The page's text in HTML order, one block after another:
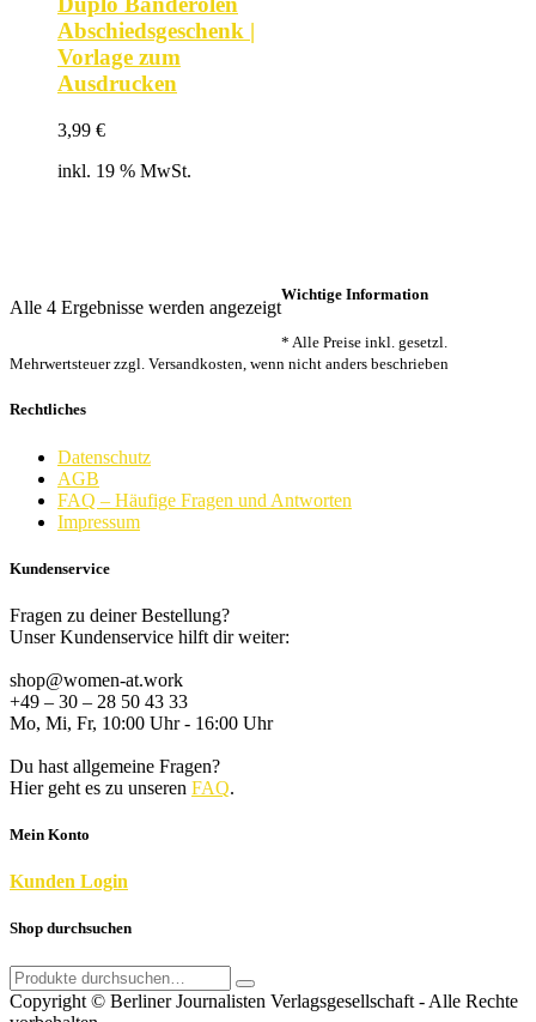
Abschiedsgeschenk |
Vorlage zum
Ausdrucken
3,99 €
inkl. 19 % MwSt.
Alle 4 Ergebnisse werden angezeigtNach
sortiert
Wichtige Information
* Alle Preise inkl. gesetzl.
Mehrwertsteuer zzgl. Versandkosten, wenn nicht anders beschrieben
Rechtliches
Datenschutz
AGB
FAQ – Häufige Fragen und Antworten
Impressum
Kundenservice
Fragen zu deiner Bestellung?
Unser Kundenservice hilft dir weiter:
shop@women-at.work
+49 – 30 – 28 50 43 33
Mo, Mi, Fr, 10:00 Uhr - 16:00 Uhr
Du hast allgemeine Fragen?
Hier geht es zu unseren FAQ.
Mein Konto
Kunden Login
Shop durchsuchen
Search
for:
Copyright © Berliner Journalisten Verlagsgesellschaft - Alle Rechte